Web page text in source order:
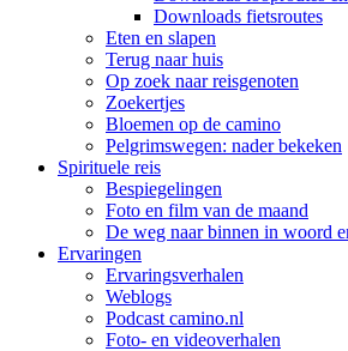
Downloads fietsroutes
Eten en slapen
Terug naar huis
Op zoek naar reisgenoten
Zoekertjes
Bloemen op de camino
Pelgrimswegen: nader bekeken
Spirituele reis
Bespiegelingen
Foto en film van de maand
De weg naar binnen in woord
Ervaringen
Ervaringsverhalen
Weblogs
Podcast camino.nl
Foto- en videoverhalen